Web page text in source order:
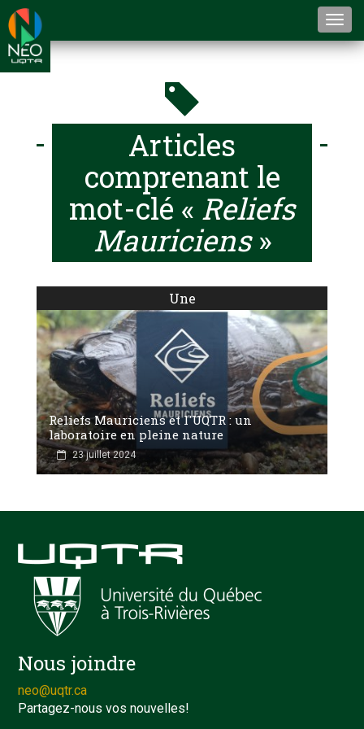
Articles
comprenant le
mot-clé « Reliefs
Mauriciens»
Une
Reliefs Mauriciens et l'UQTR : un
laboratoire en pleine nature
23 juillet 2024
Nous joindre
neo@uqtr.ca
Partagez-nous vos nouvelles!